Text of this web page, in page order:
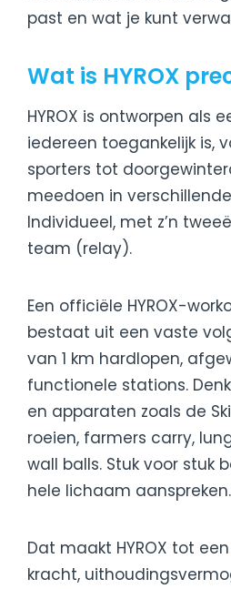
past en wat je kunt
Wat is HYROX
HYROX is ontworpen als
iedereen toegankelijk is,
sporters tot
meedoen in
Individueel, met z’n
team (relay).
Een officiële HYROX-
bestaat uit een vaste
van 1 km hardlopen,
functionele stations.
en apparaten zoals de
roeien, farmers carry,
wall balls. Stuk voor stuk
hele lichaam aanspreken.
Dat maakt HYROX tot
kracht,